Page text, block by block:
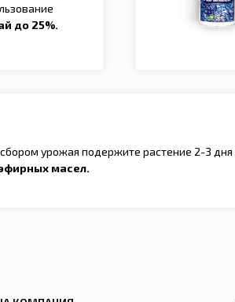
до 25%.
урожая подержите растение 2-3 дня
масел.